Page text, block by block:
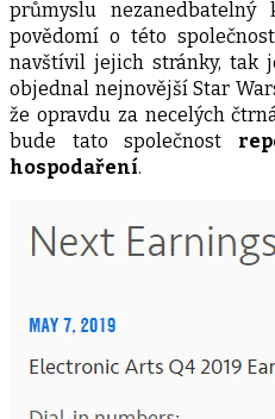
průmyslu
povědomí o této
navštívil jejich stránky, tak
objednal nejnovější Star
že opravdu za necelých
bude tato společnost
hospodaření.